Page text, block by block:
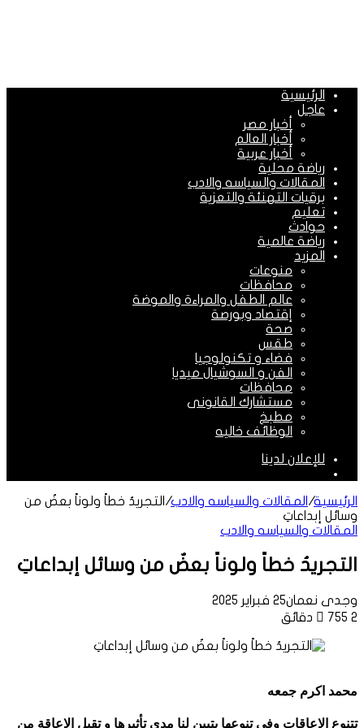
الرئيسية
عاجل
أخبار مصر
أخبار العالم
أخبار عربية
رياضة محلية
المقالات والسياسه والادب
برقيات التهنئة والتعزية
تعليم
حوادث
رياضة عالمية
المزيد
منوعات
محافظات
عالم الطفل والمراءة والموضة
إقتصاد وبورصة
صحة
طقس
فضاء و تكنولوجيا
الفن و السوشيال ميديا
محافظات
مستشارك القانونى
مطبخ
الوظائف خاليه
للإعلان لدينا
الرئيسية/ المقالات والسياسه والادب/ التجريدُ خطاً ولوناً بعضٌ من
وسائل إبداعاتِ
المقالات والسياسه والادب
التجريدُ خطاً ولوناً بعضٌ من وسائل إبداعاتِ
وجدى نعمان25 فبراير 2025
755 2 دقائق
محمد اكرم جمعه
تتنوع الإعاقات وفي تنوعها يتبين لنا مدي تأثيرها و تقبل الإعاقة من